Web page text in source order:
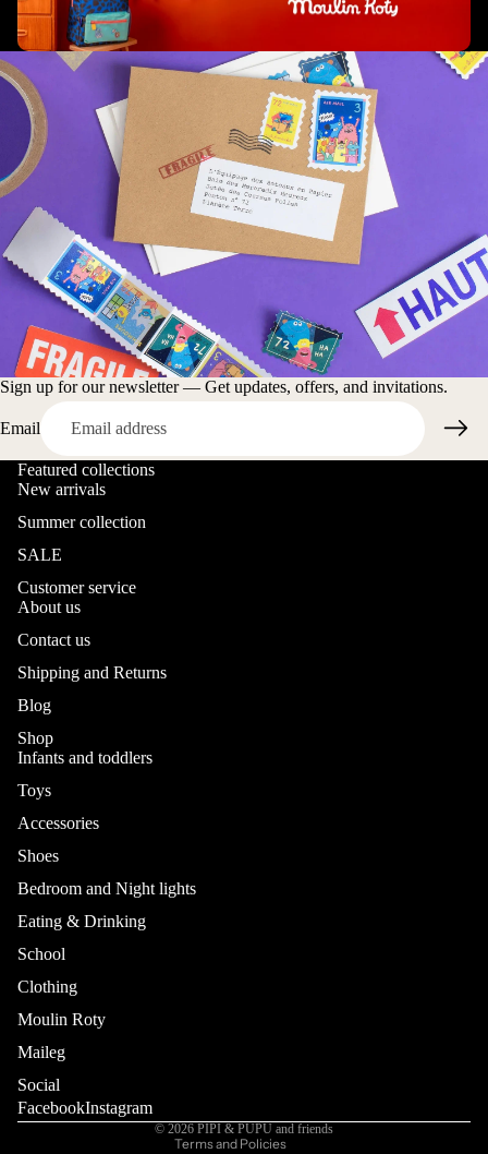
Sign up for our newsletter — Get updates, offers, and invitations.
Email
Featured collections
New arrivals
Summer collection
SALE
Customer service
About us
Contact us
Shipping and Returns
Blog
Shop
Infants and toddlers
Toys
Accessories
Shoes
Bedroom and Night lights
Eating & Drinking
School
Clothing
Moulin Roty
Maileg
Social
FacebookInstagram
© 2026 PIPI & PUPU and friends
Terms and Policies
Cancellation policy